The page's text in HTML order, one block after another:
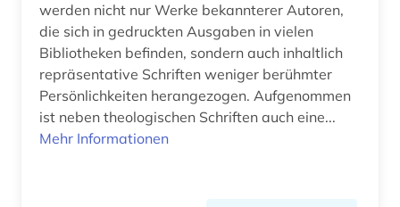
dänisch-hallische mission (1)
edition (1)
ehemalige deutsche gebiete (1)
einwanderer (2)
werden nicht nur Werke bekannterer Autoren,
die sich in gedruckten Ausgaben in vielen
Bibliotheken befinden, sondern auch inhaltlich
repräsentative Schriften weniger berühmter
Persönlichkeiten herangezogen. Aufgenommen
ist neben theologischen Schriften auch eine...
Mehr Informationen